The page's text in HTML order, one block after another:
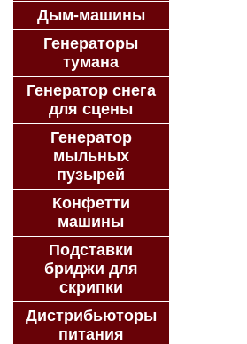
Дым-машины
Генераторы
тумана
Генератор снега
для сцены
Генератор
мыльных
пузырей
Конфетти
машины
Подставки
бриджи для
скрипки
Дистрибьюторы
питания